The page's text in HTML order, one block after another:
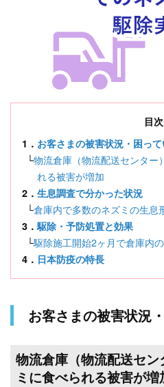
目次
1． お客さまの被害状況・困っ
└物流倉庫（物流配送センター
れる被害が増加
2． 生息調査で分かった状況
└倉庫内で多数のネズミの生息
3．駆除・予防処置と効果
└駆除施工開始2ヶ月で倉庫内
4． 日本防疫の特長
お客さまの被害状況
物流倉庫（物流配送セ
ミに食べられる被害が増